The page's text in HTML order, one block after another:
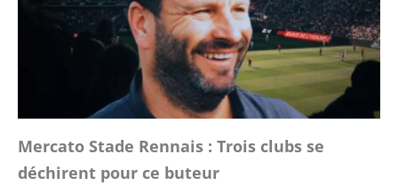
Mercato Stade Rennais : Trois clubs se
déchirent pour ce buteur